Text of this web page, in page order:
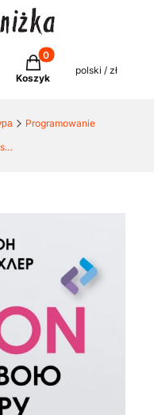
Produkty w koszyku:
Koszyk
polski / zł
Programowanie
Literatura komputerowa dla profesjonalistów